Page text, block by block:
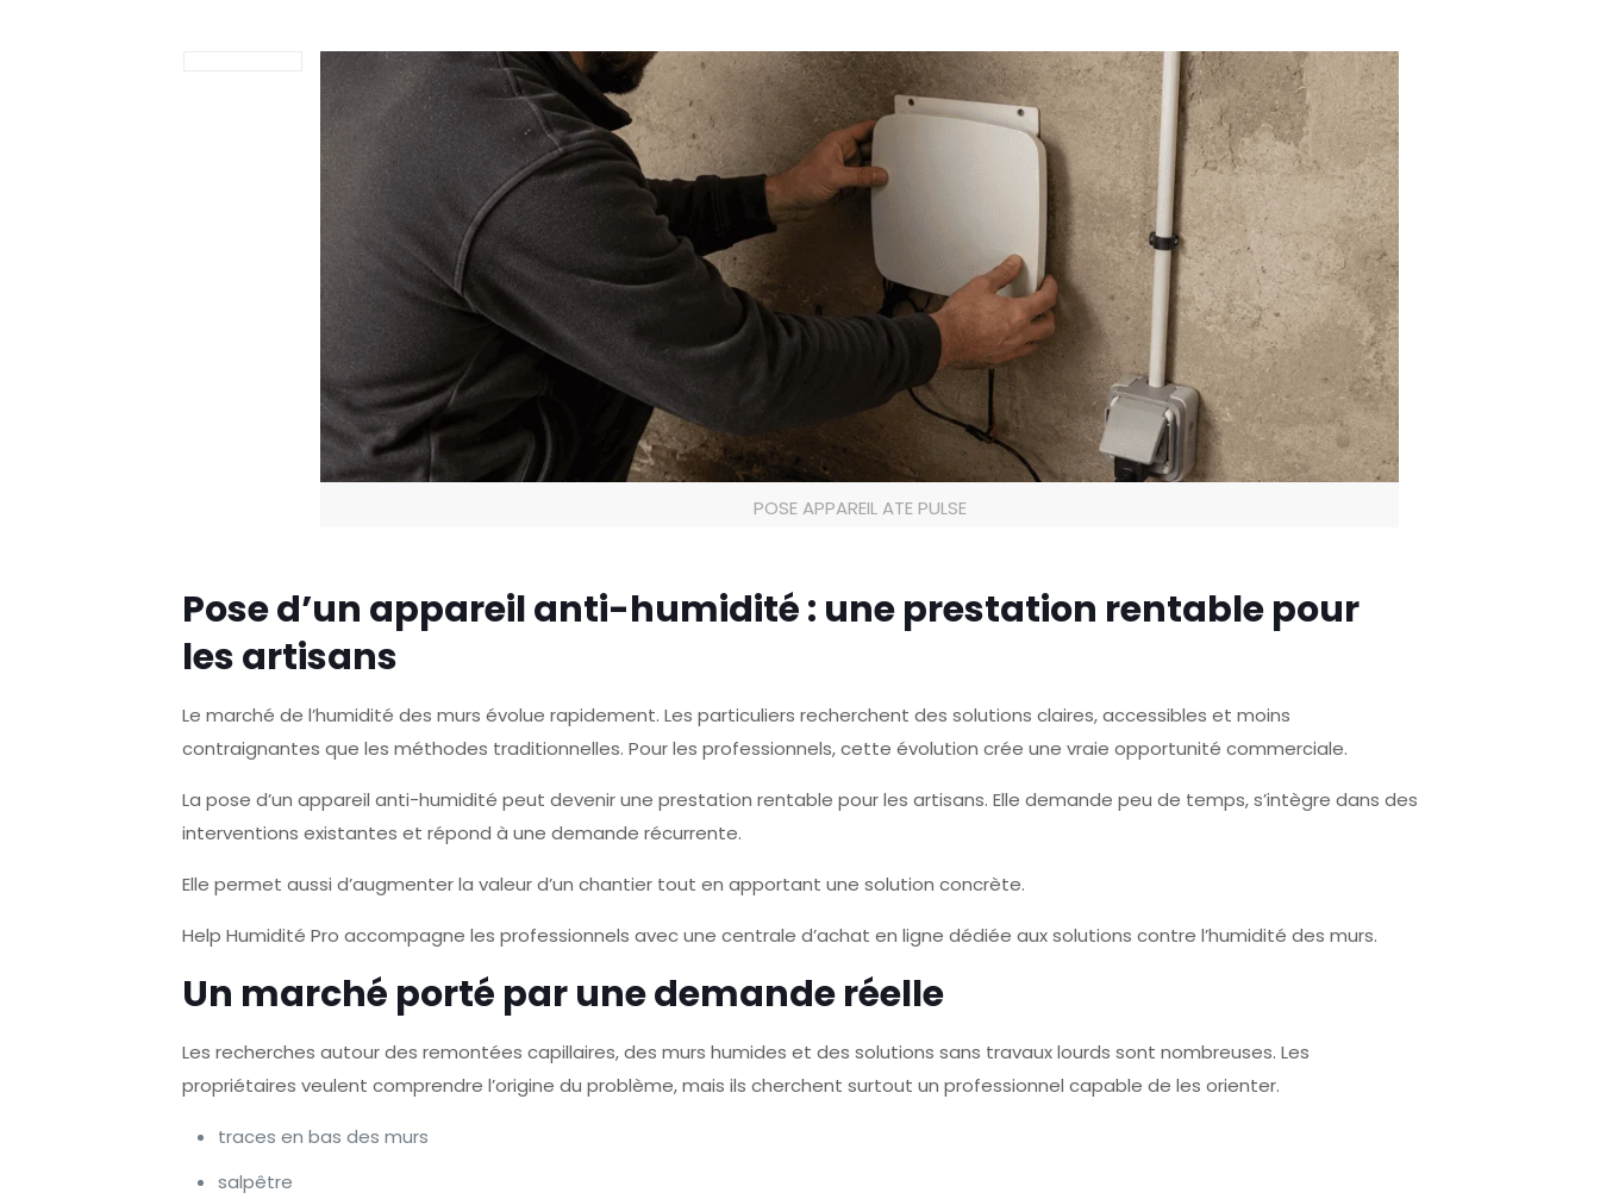
POSE APPAREIL ATE PULSE
Pose d’un appareil anti-humidité : une prestation rentable pour
les artisans
Le marché de l’humidité des murs évolue rapidement. Les particuliers recherchent des solutions claires, accessibles et moins
contraignantes que les méthodes traditionnelles. Pour les professionnels, cette évolution crée une vraie opportunité commerciale.
La pose d’un appareil anti-humidité peut devenir une prestation rentable pour les artisans. Elle demande peu de temps, s’intègre dans des
interventions existantes et répond à une demande récurrente.
Elle permet aussi d’augmenter la valeur d’un chantier tout en apportant une solution concrète.
Help Humidité Pro accompagne les professionnels avec une centrale d’achat en ligne dédiée aux solutions contre l’humidité des murs.
Un marché porté par une demande réelle
Les recherches autour des remontées capillaires, des murs humides et des solutions sans travaux lourds sont nombreuses. Les
propriétaires veulent comprendre l’origine du problème, mais ils cherchent surtout un professionnel capable de les orienter.
traces en bas des murs
salpêtre